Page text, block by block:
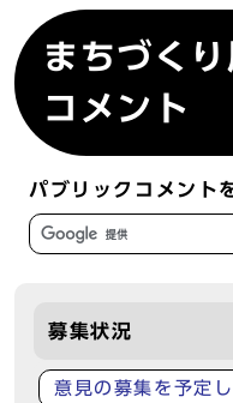
まちづく
コメント
パブリックコメント
募集状況
意見の募集を予定